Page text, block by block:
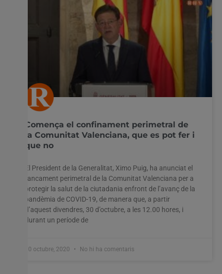
Comença el confinament perimetral de
la Comunitat Valenciana, que es pot fer i
que no
El President de la Generalitat, Ximo Puig, ha anunciat el
tancament perimetral de la Comunitat Valenciana per a
protegir la salut de la ciutadania enfront de l’avanç de la
pandèmia de COVID-19, de manera que, a partir
d’aquest divendres, 30 d’octubre, a les 12.00 hores, i
durant un període de
30 octubre, 2020 No hi ha comentaris